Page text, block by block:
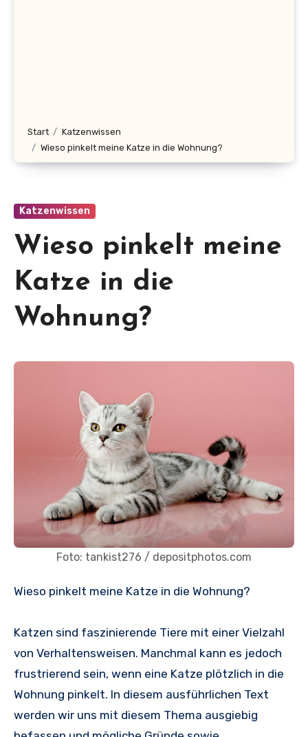
Start
Katzenwissen
Wieso pinkelt meine Katze in die Wohnung?
Katzenwissen
Wieso pinkelt meine
Katze in die
Wohnung?
Foto: tankist276 / depositphotos.com
Wieso pinkelt meine Katze in die Wohnung?
Katzen sind faszinierende Tiere mit einer Vielzahl
von Verhaltensweisen. Manchmal kann es jedoch
frustrierend sein, wenn eine Katze plötzlich in die
Wohnung pinkelt. In diesem ausführlichen Text
werden wir uns mit diesem Thema ausgiebig